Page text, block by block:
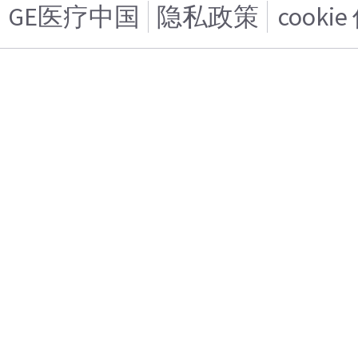
GE医疗中国 隐私政策 cookie